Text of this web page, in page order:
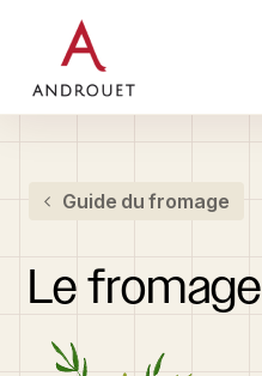
Rechercher un mot clé
Guide du fromage
Le fromage